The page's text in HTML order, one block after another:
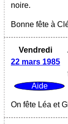
noire.
Bonne fête à
Vendredi
22 mars 1985
On fête Léa et